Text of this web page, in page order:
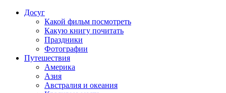
Досуг
Какой фильм посмотреть
Какую книгу почитать
Праздники
Фотографии
Путешествия
Америка
Азия
Австралия и океания